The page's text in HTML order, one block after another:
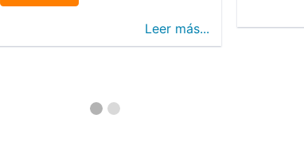
Leer más...